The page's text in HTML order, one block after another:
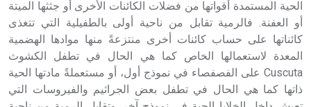
- هل تعلم أن أبجر Abgar اسم معروف جيداً يعود إلى عدد من
الملوك الذين حكموا مدينة إديسا (الرها) من أبجر الأول وحتى
التاسع، وهم ينتسبون إلى أسرة أوسروين
الحية المستمدة أقواتها من فضلات الكائنات الأخرى أو جثثها الميتة
أو العفنة. فالرمية تقابل من ناحية أولى بالطفيلية التي تتغذى
كائناتها على حساب كائنات أخرى منتزعةً منها موادها الهضمية
المعدة لاستعمالها الخاص كما هي الحال في تطفل الكشوث
Cuscuta على الفصفصاء في نموذج أول، أو مستعملةً مادتها الحية
ذاتها كما هي الحال في تطفل بعض الجراثيم والفيروسات التي